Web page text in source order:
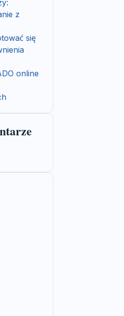
z
się
online